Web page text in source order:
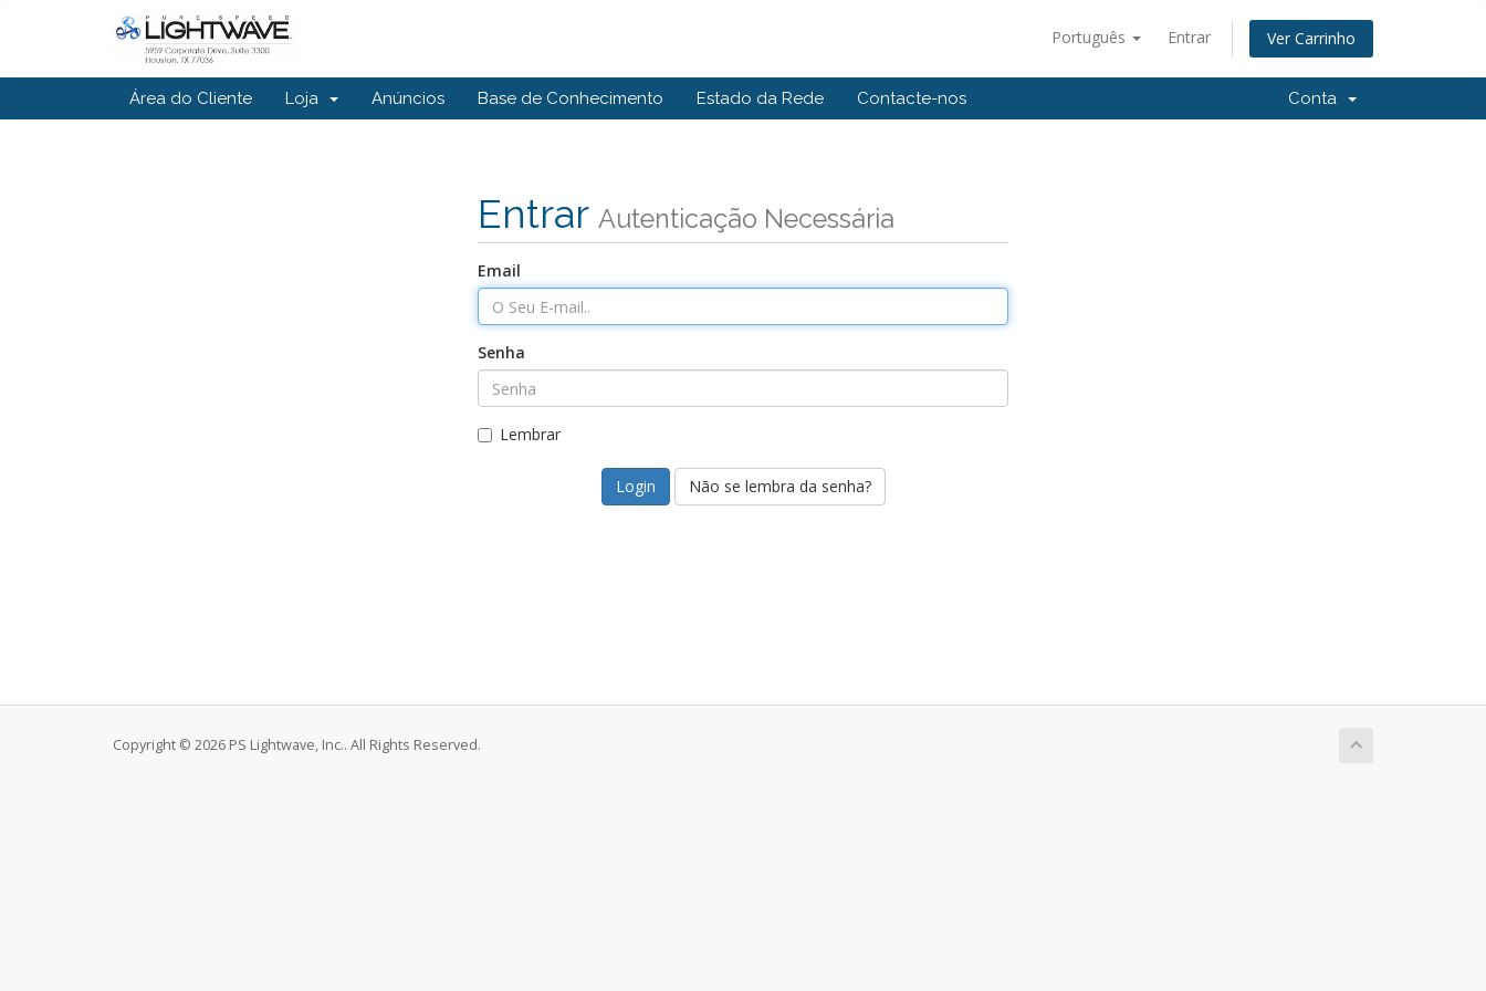
Português Entrar Ver Carrinho
Área do Cliente Loja Anúncios Base de Conhecimento Estado da Rede Contacte-nos Conta
Entrar Autenticação Necessária
Email
Senha
Lembrar
Não se lembra da senha?
Copyright © 2026 PS Lightwave, Inc.. All Rights Reserved.